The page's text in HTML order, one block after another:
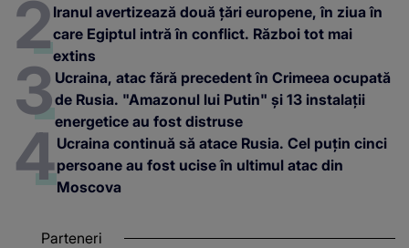
Iranul avertizează două țări europene, în ziua în
care Egiptul intră în conflict. Război tot mai
extins
Ucraina, atac fără precedent în Crimeea ocupată
de Rusia. "Amazonul lui Putin" și 13 instalații
energetice au fost distruse
Ucraina continuă să atace Rusia. Cel puțin cinci
persoane au fost ucise în ultimul atac din
Moscova
Parteneri